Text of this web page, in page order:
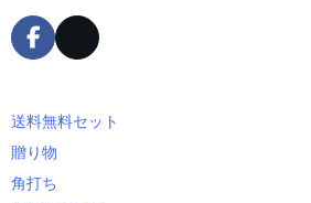
送料無料セット
贈り物
角打ち